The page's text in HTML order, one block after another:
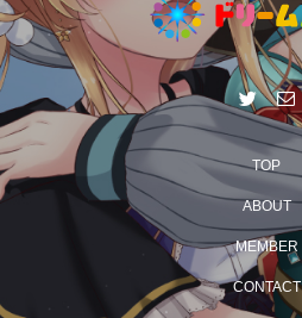
TOP
ABOUT
MEMBER
CONTACT